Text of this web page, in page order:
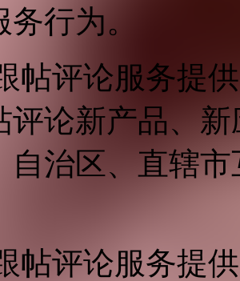
行为。
帖评论服务提
评论新产品、
自治区、直辖
帖评论服务提